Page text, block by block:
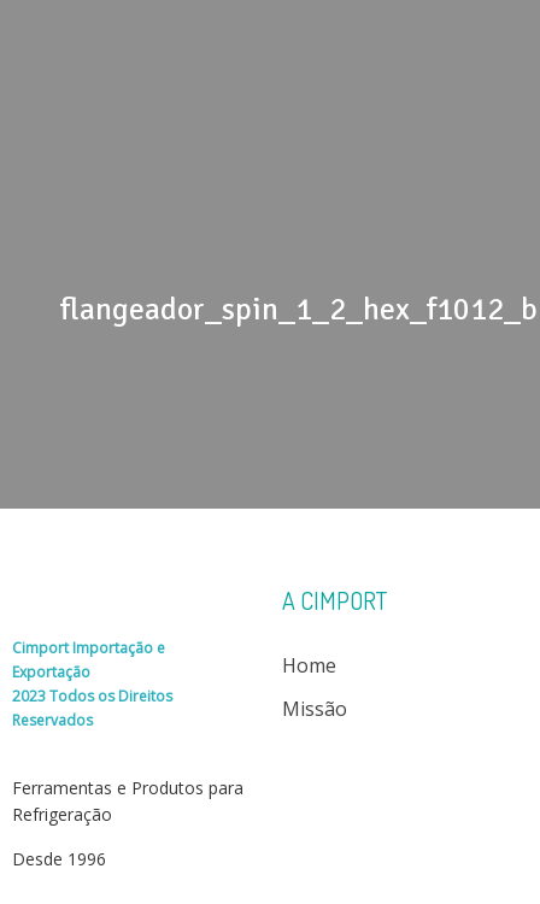
Cimport Importação e
Exportação
2023 Todos os Direitos
Reservados
Ferramentas e Produtos para
Refrigeração
Desde 1996
A CIMPORT
Home
Missão